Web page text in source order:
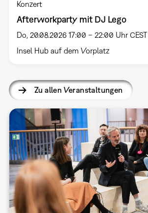
Konzert
Afterworkparty mit DJ Lego
Do, 20.08.2026 17:00 – 22:00 Uhr CEST
Insel Hub auf dem Vorplatz
Zu allen Veranstaltungen